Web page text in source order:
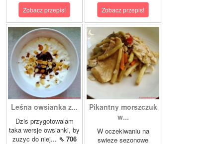
Zobacz przepis! Zobacz przepis!
Leśna owsianka z...
Dzis przygotowalam
taka wersje owsianki, by
zuzyc do niej... ⇖ 706
Pikantny morszczuk
w...
W oczekiwaniu na
swieze sezonowe